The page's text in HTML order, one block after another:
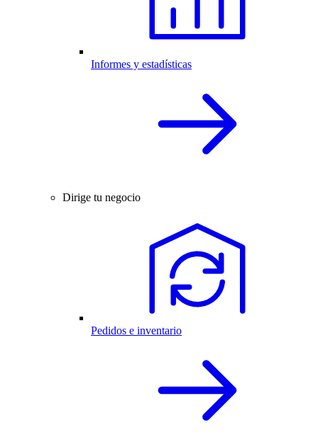
Informes y estadísticas
Dirige tu negocio
Pedidos e inventario